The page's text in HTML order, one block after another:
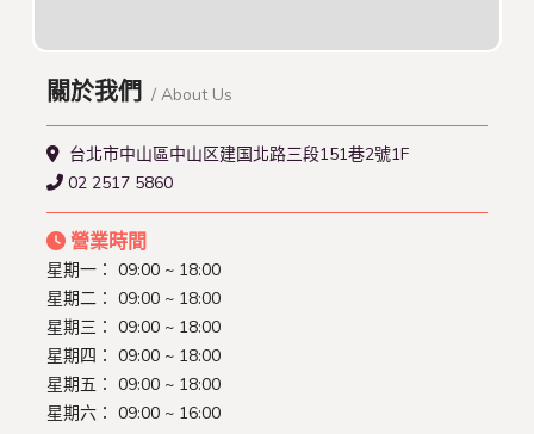
關於我們 / About Us
台北市中山區中山区建国北路三段151巷2號1F
02 2517 5860
營業時間
星期一： 09:00 ~ 18:00
星期二： 09:00 ~ 18:00
星期三： 09:00 ~ 18:00
星期四： 09:00 ~ 18:00
星期五： 09:00 ~ 18:00
星期六： 09:00 ~ 16:00